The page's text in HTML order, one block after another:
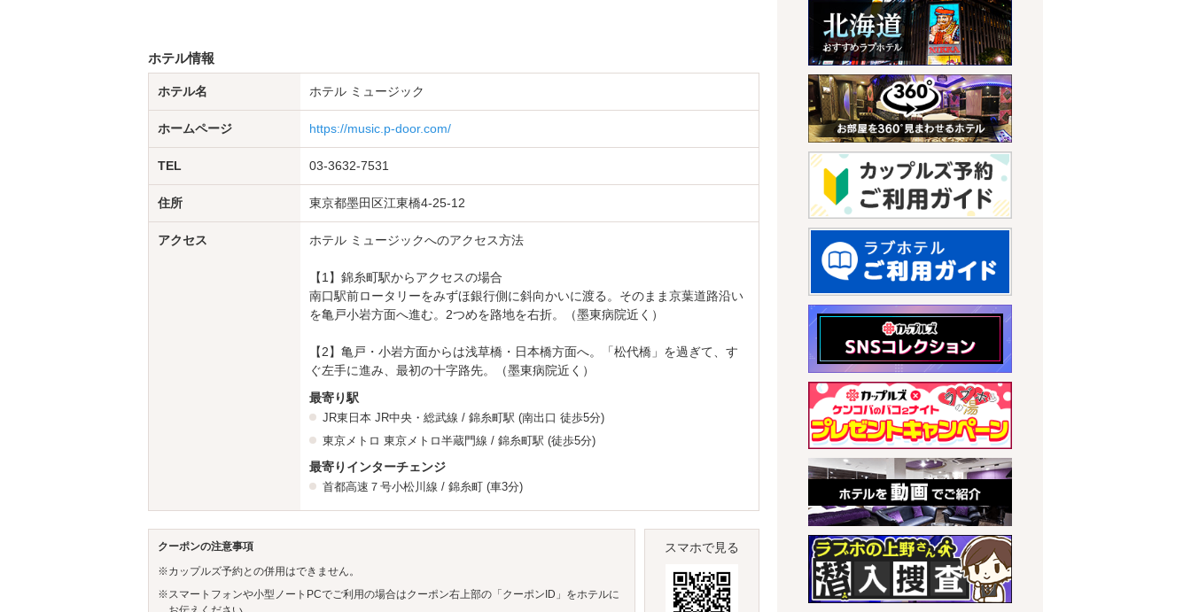
ホテル情報
ホテル名 ホテル ミュージック
ホームページ https://music.p-door.com/
TEL 03-3632-7531
住所 東京都墨田区江東橋4-25-12
アクセス ホテル ミュージックへのアクセス方法
【1】錦糸町駅からアクセスの場合
南口駅前ロータリーをみずほ銀行側に斜向かいに渡る。そのまま京葉道路沿い
を亀戸小岩方面へ進む。2つめを路地を右折。（墨東病院近く）
【2】亀戸・小岩方面からは浅草橋・日本橋方面へ。「松代橋」を過ぎて、す
ぐ左手に進み、最初の十字路先。（墨東病院近く）
最寄り駅
JR東日本 JR中央・総武線 / 錦糸町駅 (南出口 徒歩5分)
東京メトロ 東京メトロ半蔵門線 / 錦糸町駅 (徒歩5分)
最寄りインターチェンジ
首都高速７号小松川線 / 錦糸町 (車3分)
クーポンの注意事項
※カップルズ予約との併用はできません。
※スマートフォンや小型ノートPCでご利用の場合はクーポン右上部の「クーポンID」をホテルに
スマホで見る